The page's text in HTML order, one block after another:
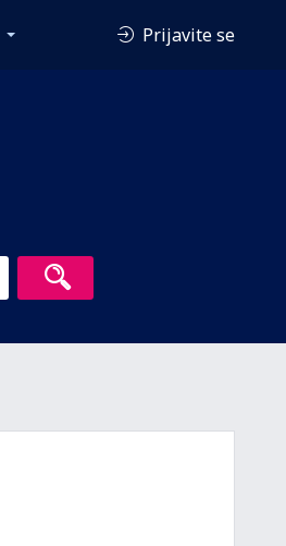
Prijavite se